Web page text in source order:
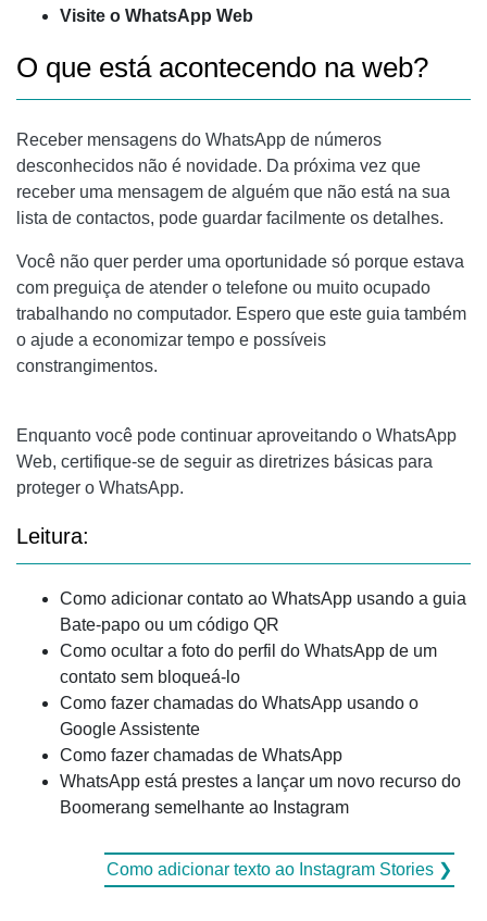
Visite o WhatsApp Web
O que está acontecendo na web?
Receber mensagens do WhatsApp de números
desconhecidos não é novidade. Da próxima vez que
receber uma mensagem de alguém que não está na sua
lista de contactos, pode guardar facilmente os detalhes.
Você não quer perder uma oportunidade só porque estava
com preguiça de atender o telefone ou muito ocupado
trabalhando no computador. Espero que este guia também
o ajude a economizar tempo e possíveis
constrangimentos.
Enquanto você pode continuar aproveitando o WhatsApp
Web, certifique-se de seguir as diretrizes básicas para
proteger o WhatsApp.
Leitura:
Como adicionar contato ao WhatsApp usando a guia
Bate-papo ou um código QR
Como ocultar a foto do perfil do WhatsApp de um
contato sem bloqueá-lo
Como fazer chamadas do WhatsApp usando o
Google Assistente
Como fazer chamadas de WhatsApp
WhatsApp está prestes a lançar um novo recurso do
Boomerang semelhante ao Instagram
Como adicionar texto ao Instagram Stories ❯